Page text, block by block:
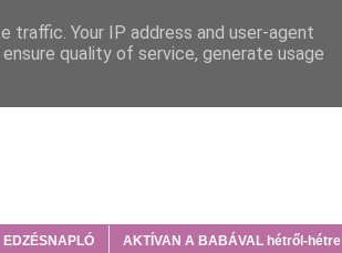
EDZÉSNAPLÓ AKTÍVAN A BABÁVAL hétről-hétre
traffic. Your IP address and user-agent
quality of service, generate usage